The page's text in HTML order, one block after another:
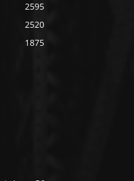
2595
2520
1875